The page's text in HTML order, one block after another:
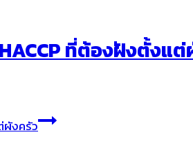
ที่ต้องฝังตั้งแต่
ผังครัว